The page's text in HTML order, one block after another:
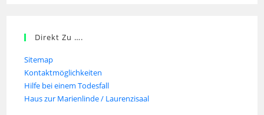
Direkt Zu ….
Sitemap
Kontaktmöglichkeiten
Hilfe bei einem Todesfall
Haus zur Marienlinde / Laurenzisaal